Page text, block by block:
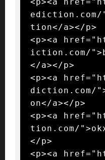
ediction.com/
tion</a></p>
<p><a
iction.com/
</a></p>
<p><a
diction.com/
on</a></p>
<p><a
tion.com/
</p>
<p><a